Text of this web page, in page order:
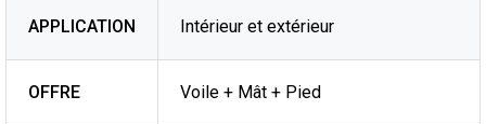
APPLICATION Intérieur et extérieur
OFFRE Voile + Mât + Pied